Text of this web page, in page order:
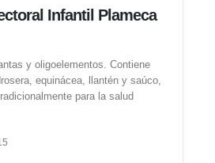
Infantil Plameca
y oligoelementos. Contiene
equinácea, llantén y saúco,
para la salud